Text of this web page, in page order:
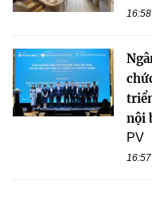
nội
PV